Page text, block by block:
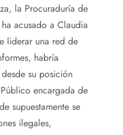
la Procuraduría de
acusado a Claudia
liderar una red de
habría
su posición
encargada de
supuestamente se
ilegales,